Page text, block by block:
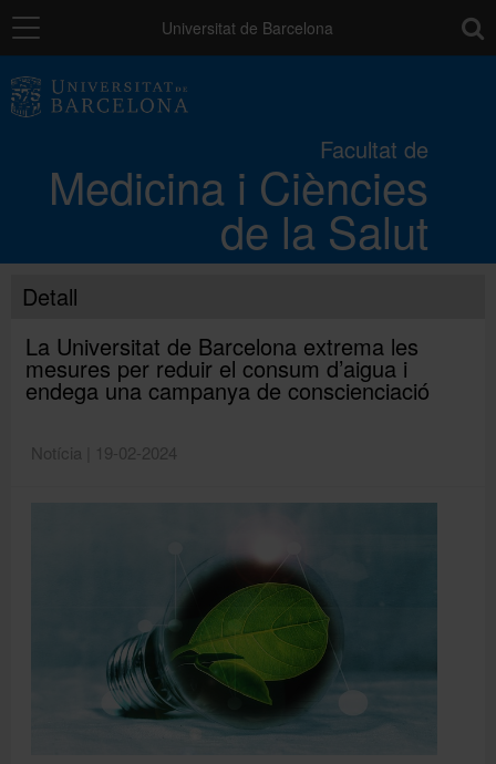
Navegació Universitat de Barcelona
Facultat de
Medicina i Ciències
de la Salut
Els campus
Docència
Mobilitat
Directori
Español
English
Detall
La Universitat de Barcelona extrema les
mesures per reduir el consum d’aigua i
endega una campanya de conscienciació
Notícia | 19-02-2024